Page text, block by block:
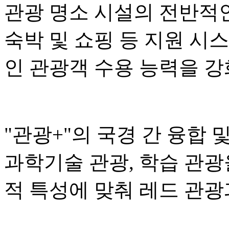
관광 명소 시설의 전반적
숙박 및 쇼핑 등 지원 시
인 관광객 수용 능력을
"관광+"의 국경 간 융합
과학기술 관광, 학습 관
적 특성에 맞춰 레드 관